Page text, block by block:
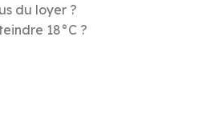
du loyer ?
18°C ?